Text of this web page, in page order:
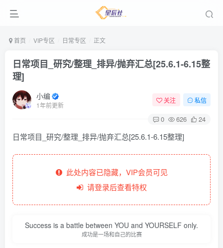
首页 VIP专区 日常专区 正文
日常项目_研究/整理_排异/抛弃汇总[25.6.1-6.15整
理]
小编
1年前更新
关注 私信
0 626 24
日常项目_研究/整理_排异/抛弃汇总[25.6.1-6.15整理]
此处内容已隐藏，VIP会员可见
请登录后查看特权
Success is a battle between YOU and YOURSELF only.
成功是一场和自己的比赛